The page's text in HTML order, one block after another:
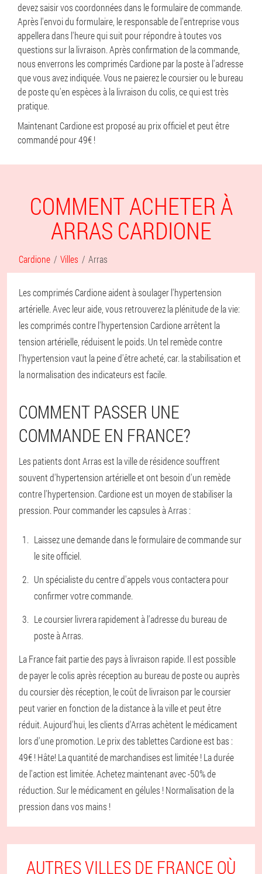
devez saisir vos coordonnées dans le formulaire de commande.
Après l'envoi du formulaire, le responsable de l'entreprise vous
appellera dans l'heure qui suit pour répondre à toutes vos
questions sur la livraison. Après confirmation de la commande,
nous enverrons les comprimés Cardione par la poste à l'adresse
que vous avez indiquée. Vous ne paierez le coursier ou le bureau
de poste qu'en espèces à la livraison du colis, ce qui est très
pratique.
Maintenant Cardione est proposé au prix officiel et peut être
commandé pour 49€ !
COMMENT ACHETER À
ARRAS CARDIONE
Cardione Villes Arras
Les comprimés Cardione aident à soulager l'hypertension
artérielle. Avec leur aide, vous retrouverez la plénitude de la vie:
les comprimés contre l'hypertension Cardione arrêtent la
tension artérielle, réduisent le poids. Un tel remède contre
l'hypertension vaut la peine d'être acheté, car. la stabilisation et
la normalisation des indicateurs est facile.
COMMENT PASSER UNE
COMMANDE EN FRANCE?
Les patients dont Arras est la ville de résidence souffrent
souvent d'hypertension artérielle et ont besoin d'un remède
contre l'hypertension. Cardione est un moyen de stabiliser la
pression. Pour commander les capsules à Arras :
Laissez une demande dans le formulaire de commande sur
le site officiel.
Un spécialiste du centre d'appels vous contactera pour
confirmer votre commande.
Le coursier livrera rapidement à l'adresse du bureau de
poste à Arras.
La France fait partie des pays à livraison rapide. Il est possible
de payer le colis après réception au bureau de poste ou auprès
du coursier dès réception, le coût de livraison par le coursier
peut varier en fonction de la distance à la ville et peut être
réduit. Aujourd'hui, les clients d'Arras achètent le médicament
lors d'une promotion. Le prix des tablettes Cardione est bas :
49€ ! Hâte! La quantité de marchandises est limitée ! La durée
de l'action est limitée. Achetez maintenant avec -50% de
réduction. Sur le médicament en gélules ! Normalisation de la
pression dans vos mains !
AUTRES VILLES DE FRANCE OÙ